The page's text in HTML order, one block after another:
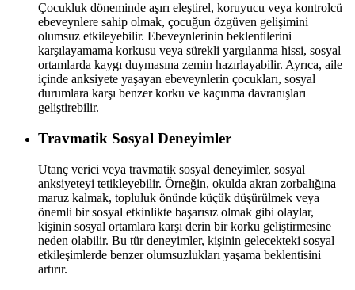
Çocukluk döneminde aşırı eleştirel, koruyucu veya kontrolcü
ebeveynlere sahip olmak, çocuğun özgüven gelişimini
olumsuz etkileyebilir. Ebeveynlerinin beklentilerini
karşılayamama korkusu veya sürekli yargılanma hissi, sosyal
ortamlarda kaygı duymasına zemin hazırlayabilir. Ayrıca, aile
içinde anksiyete yaşayan ebeveynlerin çocukları, sosyal
durumlara karşı benzer korku ve kaçınma davranışları
geliştirebilir.
Travmatik Sosyal Deneyimler
Utanç verici veya travmatik sosyal deneyimler, sosyal
anksiyeteyi tetikleyebilir. Örneğin, okulda akran zorbalığına
maruz kalmak, topluluk önünde küçük düşürülmek veya
önemli bir sosyal etkinlikte başarısız olmak gibi olaylar,
kişinin sosyal ortamlara karşı derin bir korku geliştirmesine
neden olabilir. Bu tür deneyimler, kişinin gelecekteki sosyal
etkileşimlerde benzer olumsuzlukları yaşama beklentisini
artırır.